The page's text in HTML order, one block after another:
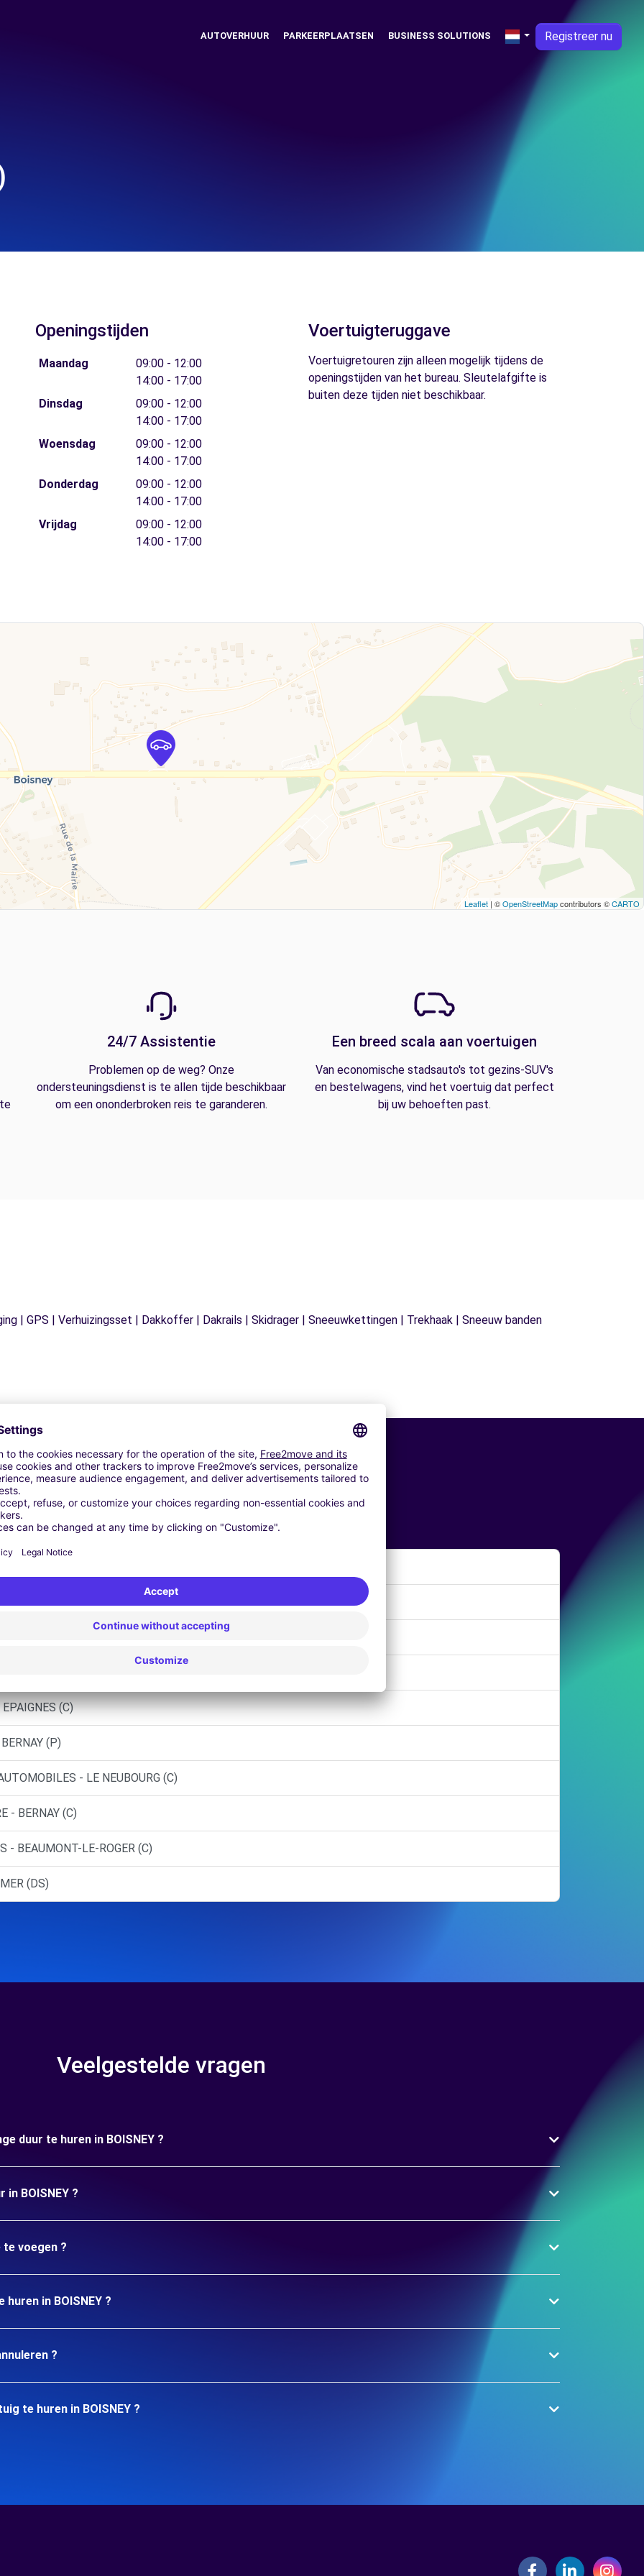
AUTOVERHUUR PARKEERPLAATSEN BUSINESS SOLUTIONS Registreer nu
Openingstijden
Maandag
09:00 - 12:00
14:00 - 17:00
Dinsdag
09:00 - 12:00
14:00 - 17:00
Woensdag
09:00 - 12:00
14:00 - 17:00
Donderdag
09:00 - 12:00
14:00 - 17:00
Vrijdag
09:00 - 12:00
14:00 - 17:00
Voertuigteruggave
Voertuigretouren zijn alleen mogelijk tijdens de
openingstijden van het bureau. Sleutelafgifte is
buiten deze tijden niet beschikbaar.
Leaflet | ©OpenStreetMapcontributors ©CARTO
24/7 Assistentie
Problemen op de weg? Onze
ondersteuningsdienst is te allen tijde beschikbaar
om een ononderbroken reis te garanderen.
Een breed scala aan voertuigen
Van economische stadsauto's tot gezins-SUV's
en bestelwagens, vind het voertuig dat perfect
bij uw behoeften past.
| GPS | Verhuizingsset | Dakkoffer | Dakrails | Skidrager | Sneeuwkettingen | Trekhaak | Sneeuw banden
Vergelijkbare Agentschappen
(C)
(P)
- LE NEUBOURG (C)
- BERNAY (C)
- BEAUMONT-LE-ROGER (C)
(DS)
Veelgestelde vragen
duur te huren in BOISNEY ?
BOISNEY ?
voegen ?
in BOISNEY ?
?
te huren in BOISNEY ?